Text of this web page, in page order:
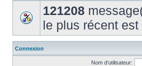
121208
le plus récent est
Connexion
Nom d’utilisateur: